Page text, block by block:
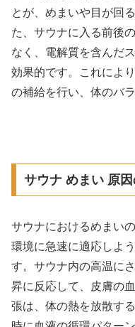
とが、めまいや目が回
た、サウナに入る前後
なく、電解質を含んだ
効果的です。これによ
の補給を行い、体のバ
サウナ めまい 原
サウナにおけるめまい
環境に急速に適応しよ
す。サウナ内の高温に
昇に反応して、皮膚の
張は、体の熱を放散す